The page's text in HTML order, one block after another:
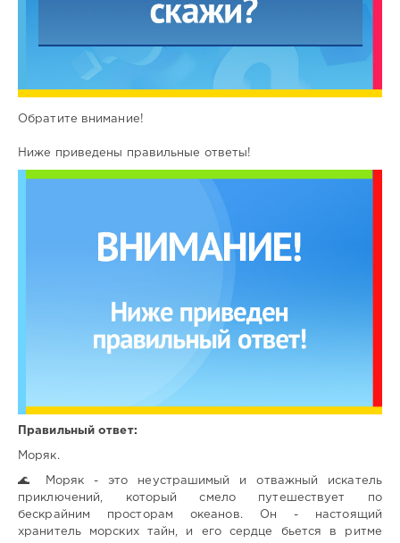
Обратите внимание!
Ниже приведены правильные ответы!
Правильный ответ:
Моряк.
🌊 Моряк - это неустрашимый и отважный искатель
приключений, который смело путешествует по
бескрайним просторам океанов. Он - настоящий
хранитель морских тайн, и его сердце бьется в ритме